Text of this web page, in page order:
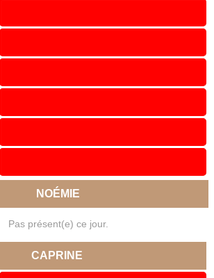
NOÉMIE
Pas présent(e) ce jour.
CAPRINE